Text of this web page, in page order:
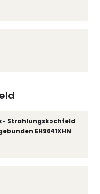
Strahlungskochfeld
EH9641XHN